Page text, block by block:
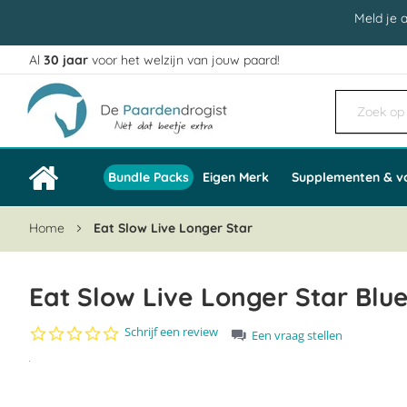
Meld je
Ga
naar
de
inhoud
Al 30 jaar voor het welzijn van jouw paard!
Bundle Packs Eigen Merk Supplementen &
Home Eat Slow Live Longer Star
Eat Slow Live Longer Star
0.0
Schrijf een review
Een vraag stellen